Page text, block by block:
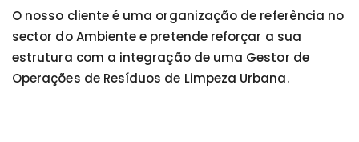
O nosso cliente é uma organização de referência no
sector do Ambiente e pretende reforçar a sua
estrutura com a integração de uma Gestor de
Operações de Resíduos de Limpeza Urbana.